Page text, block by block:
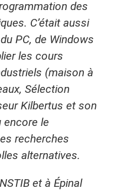
des
C’était aussi
PC, de Windows
les cours
(maison à
Sélection
Kilbertus et son
encore le
recherches
alternatives.
et à Épinal